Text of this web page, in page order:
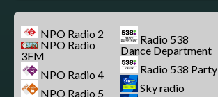
NPO Radio 2
NPO Radio
3FM
NPO Radio 4
NPO Radio 5
Radio 538
Dance Department
Radio 538 Party
Sky radio